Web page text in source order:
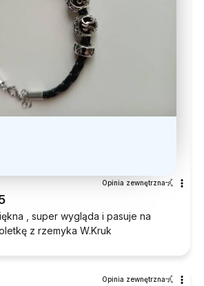
Opinia zewnętrzna
, super wygląda i pasuje na
z rzemyka W.Kruk
Opinia zewnętrzna